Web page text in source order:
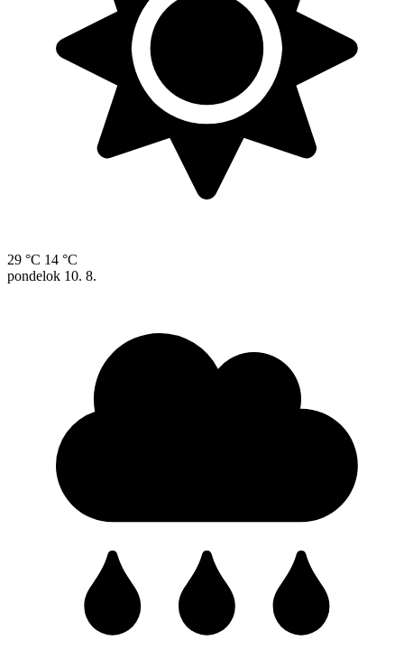
29 °C 14 °C
pondelok 10. 8.